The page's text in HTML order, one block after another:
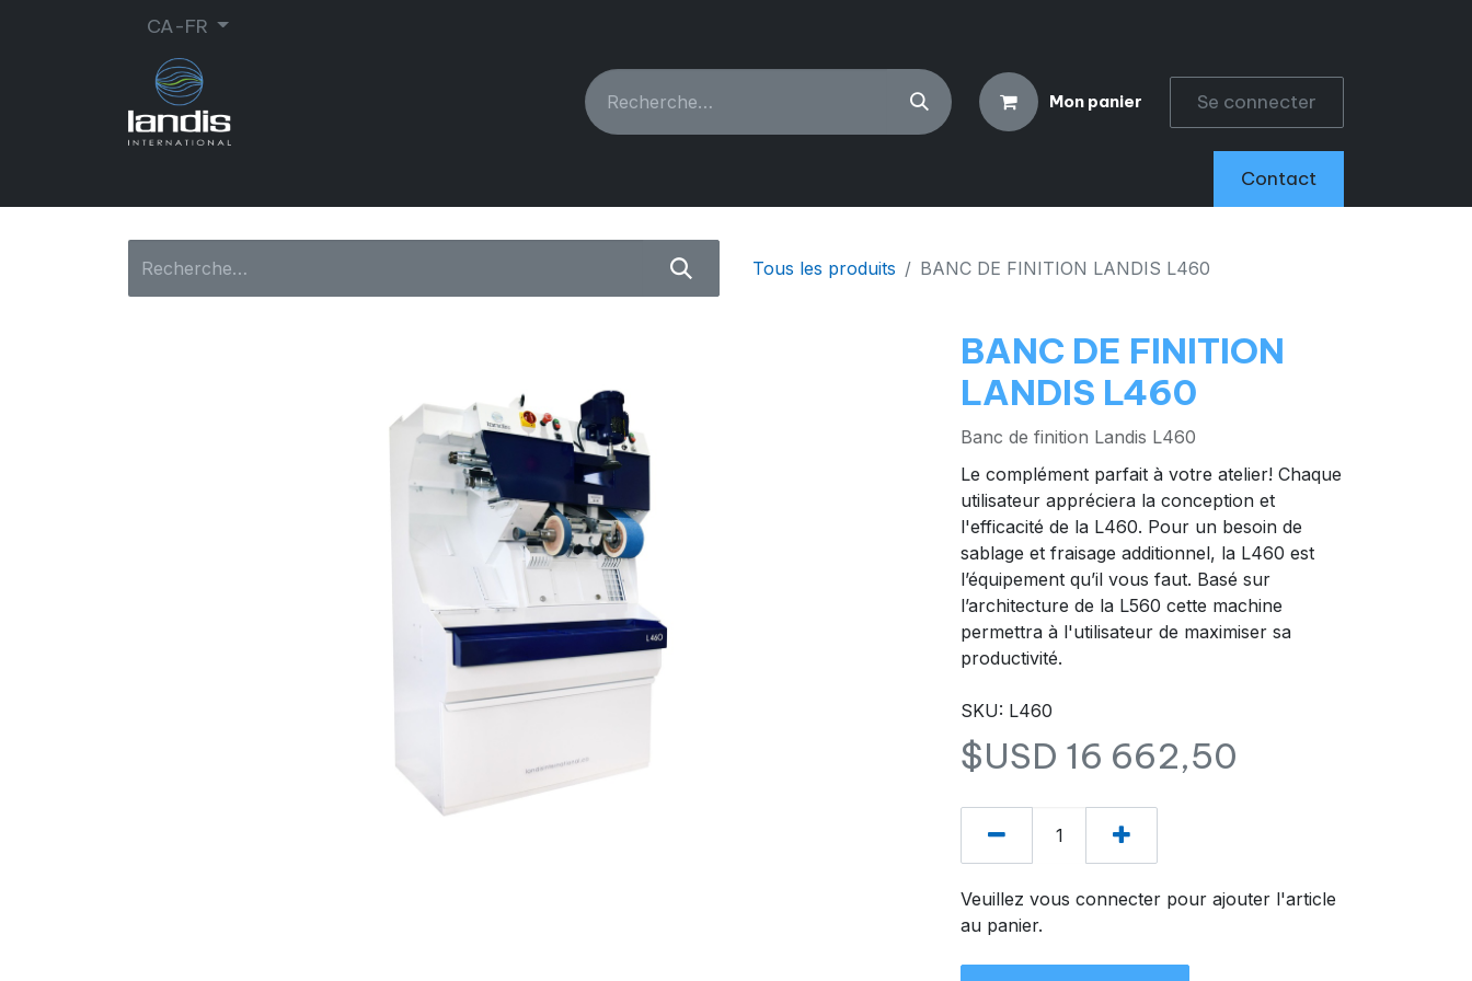
CA-FR
Mon panier Se connecter
Contact
Tous les produits BANC DE FINITION LANDIS L460
BANC DE FINITION
LANDIS L460
Banc de finition Landis L460
Le complément parfait à votre atelier! Chaque
utilisateur appréciera la conception et
l'efficacité de la L460. Pour un besoin de
sablage et fraisage additionnel, la L460 est
l’équipement qu’il vous faut. Basé sur
l’architecture de la L560 cette machine
permettra à l'utilisateur de maximiser sa
productivité.
SKU: L460
$USD 16 662,50
Veuillez vous connecter pour ajouter l'article
au panier.